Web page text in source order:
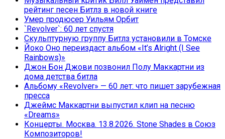
рейтинг песен Битлз в новой книге
Умер продюсер Уильям Орбит
`Revolver`: 60 лет спустя
Скульптурную группу Битлз установили в Томске
Йоко Оно переиздаст альбом «It’s Alright (I See
Rainbows)»
Джон Бон Джови позвонил Полу Маккартни из
дома детства битла
Альбому «Revolver» — 60 лет: что пишет зарубежная
пресса
Джеймс Маккартни выпустил клип на песню
«Dreams»
Концерты. Москва. 13.8.2026. Stone Shades в Союз
Композиторов!